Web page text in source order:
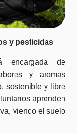
y pesticidas
encargada de
y aromas
sostenible y libre
aprenden
viendo el suelo